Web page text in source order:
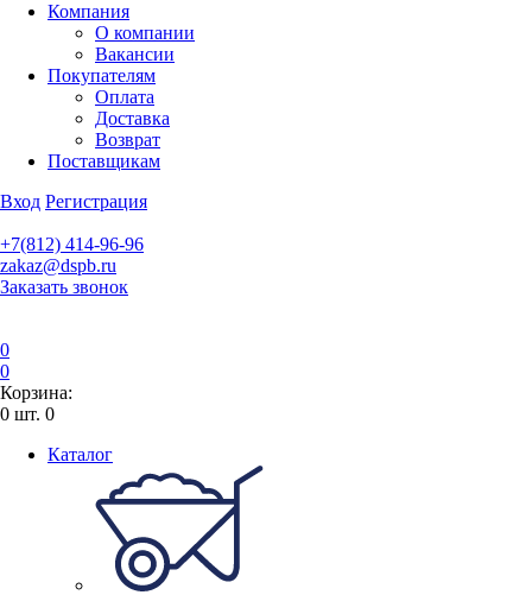
Компания
О компании
Вакансии
Покупателям
Оплата
Доставка
Возврат
Поставщикам
Вход Регистрация
+7(812) 414-96-96
zakaz@dspb.ru
Заказать звонок
0
0
Корзина:
0 шт. 0
Каталог